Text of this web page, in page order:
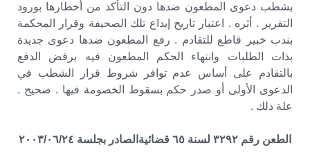
بشطب دعوى المطعون ضدها دون التأكد من أخطارها بورود
التقرير . أثره . اعتبار تاريخ إيداع تلك الصحيفة وقرار المحكمة
بندب خبير قاطع للتقادم . رفع المطعون ضدها دعوى جديدة
بذات الطلبات وانتهاء الحكم المطعون فيه برفض الدفع
بالتقادم على أساس عدم توافر شروط قرار الشطب في
الدعوى الأولى أو صدر حكم بسقوط الخصومة فيها . صحيح .
علة ذلك .
الطعن رقم ٣٢٩٢ لسنة ٦٥ قضائيةالصادر بجلسة ٢٠٠٣/٠٦/٢٤